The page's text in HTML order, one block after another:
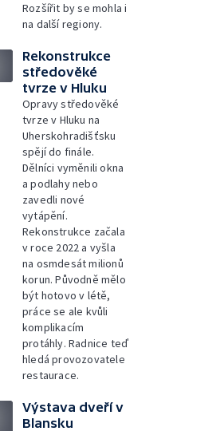
Rozšířit by se mohla i
na další regiony.
Rekonstrukce
středověké
tvrze v Hluku
Opravy středověké
tvrze v Hluku na
Uherskohradišťsku
spějí do finále.
Dělníci vyměnili okna
a podlahy nebo
zavedli nové
vytápění.
Rekonstrukce začala
v roce 2022 a vyšla
na osmdesát milionů
korun. Původně mělo
být hotovo v létě,
práce se ale kvůli
komplikacím
protáhly. Radnice teď
hledá provozovatele
restaurace.
Výstava dveří v
Blansku